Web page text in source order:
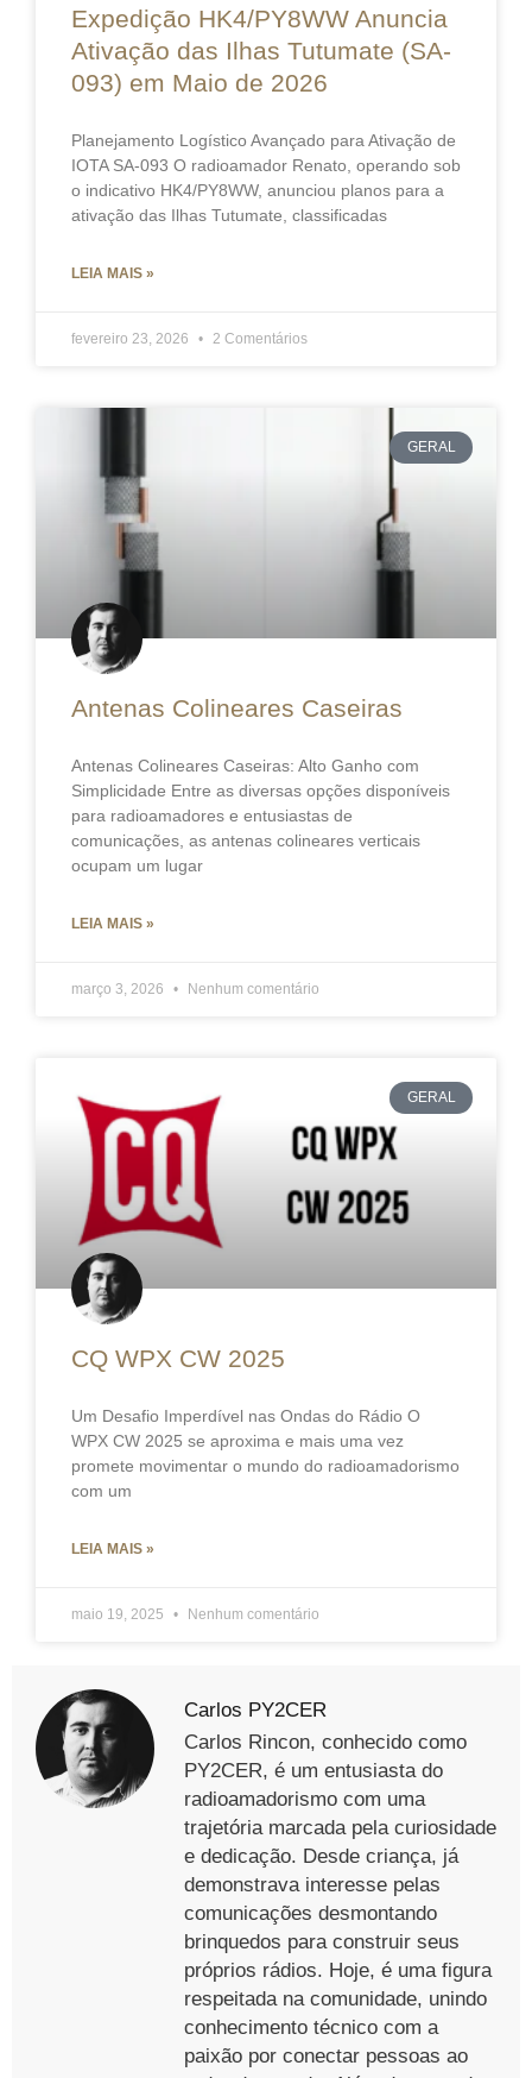
Expedição HK4/PY8WW Anuncia
Ativação das Ilhas Tutumate (SA-
093) em Maio de 2026
Planejamento Logístico Avançado para Ativação de
IOTA SA-093 O radioamador Renato, operando sob
o indicativo HK4/PY8WW, anunciou planos para a
ativação das Ilhas Tutumate, classificadas
LEIA MAIS »
fevereiro 23, 2026 2 Comentários
GERAL
Antenas Colineares Caseiras
Antenas Colineares Caseiras: Alto Ganho com
Simplicidade Entre as diversas opções disponíveis
para radioamadores e entusiastas de
comunicações, as antenas colineares verticais
ocupam um lugar
LEIA MAIS »
março 3, 2026 Nenhum comentário
GERAL
CQ WPX CW 2025
Um Desafio Imperdível nas Ondas do Rádio O
WPX CW 2025 se aproxima e mais uma vez
promete movimentar o mundo do radioamadorismo
com um
LEIA MAIS »
maio 19, 2025 Nenhum comentário
Carlos PY2CER
Carlos Rincon, conhecido como
PY2CER, é um entusiasta do
radioamadorismo com uma
trajetória marcada pela curiosidade
e dedicação. Desde criança, já
demonstrava interesse pelas
comunicações desmontando
brinquedos para construir seus
próprios rádios. Hoje, é uma figura
respeitada na comunidade, unindo
conhecimento técnico com a
paixão por conectar pessoas ao